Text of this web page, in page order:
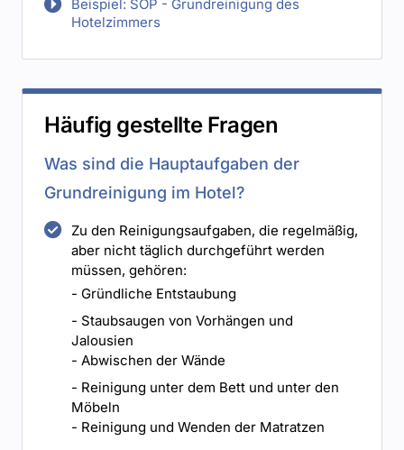
Beispiel: SOP - Grundreinigung des
Hotelzimmers
Häufig gestellte Fragen
Was sind die Hauptaufgaben der
Grundreinigung im Hotel?
Zu den Reinigungsaufgaben, die regelmäßig,
aber nicht täglich durchgeführt werden
müssen, gehören:
- Gründliche Entstaubung
- Staubsaugen von Vorhängen und
Jalousien
- Abwischen der Wände
- Reinigung unter dem Bett und unter den
Möbeln
- Reinigung und Wenden der Matratzen